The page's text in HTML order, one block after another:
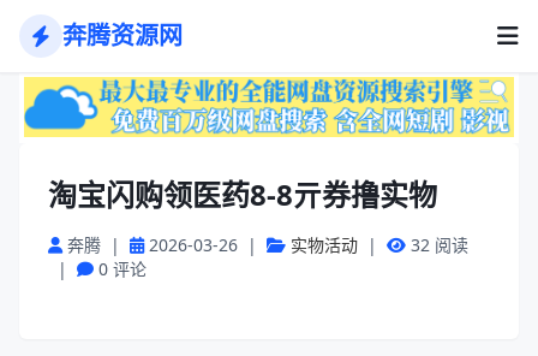
奔腾资源网
淘宝闪购领医药8-8亓券撸实物
奔腾 | 2026-03-26 | 实物活动 |
32 阅读
|
0 评论